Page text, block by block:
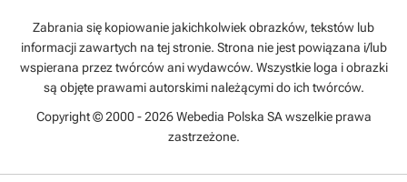
Zabrania się kopiowanie jakichkolwiek obrazków, tekstów lub
informacji zawartych na tej stronie. Strona nie jest powiązana i/lub
wspierana przez twórców ani wydawców. Wszystkie loga i obrazki
są objęte prawami autorskimi należącymi do ich twórców.
Copyright © 2000 - 2026 Webedia Polska SA wszelkie prawa
zastrzeżone.